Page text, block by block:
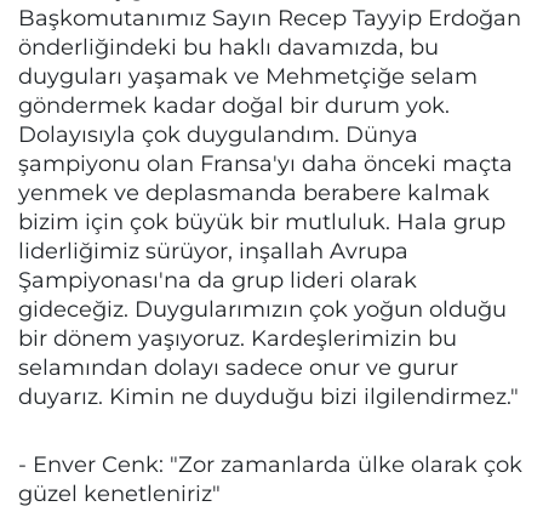
Başkomutanımız Sayın Recep Tayyip Erdoğan
önderliğindeki bu haklı davamızda, bu
duyguları yaşamak ve Mehmetçiğe selam
göndermek kadar doğal bir durum yok.
Dolayısıyla çok duygulandım. Dünya
şampiyonu olan Fransa'yı daha önceki maçta
yenmek ve deplasmanda berabere kalmak
bizim için çok büyük bir mutluluk. Hala grup
liderliğimiz sürüyor, inşallah Avrupa
Şampiyonası'na da grup lideri olarak
gideceğiz. Duygularımızın çok yoğun olduğu
bir dönem yaşıyoruz. Kardeşlerimizin bu
selamından dolayı sadece onur ve gurur
duyarız. Kimin ne duyduğu bizi ilgilendirmez."
- Enver Cenk: "Zor zamanlarda ülke olarak çok
güzel kenetleniriz"